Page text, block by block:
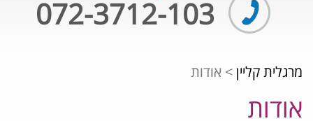
מרגלית קליין> אודות
אודות